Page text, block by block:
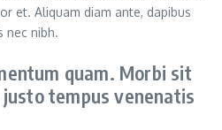
et. Aliquam diam ante, dapibus
nec nibh.
quam. Morbi sit
tempus venenatis